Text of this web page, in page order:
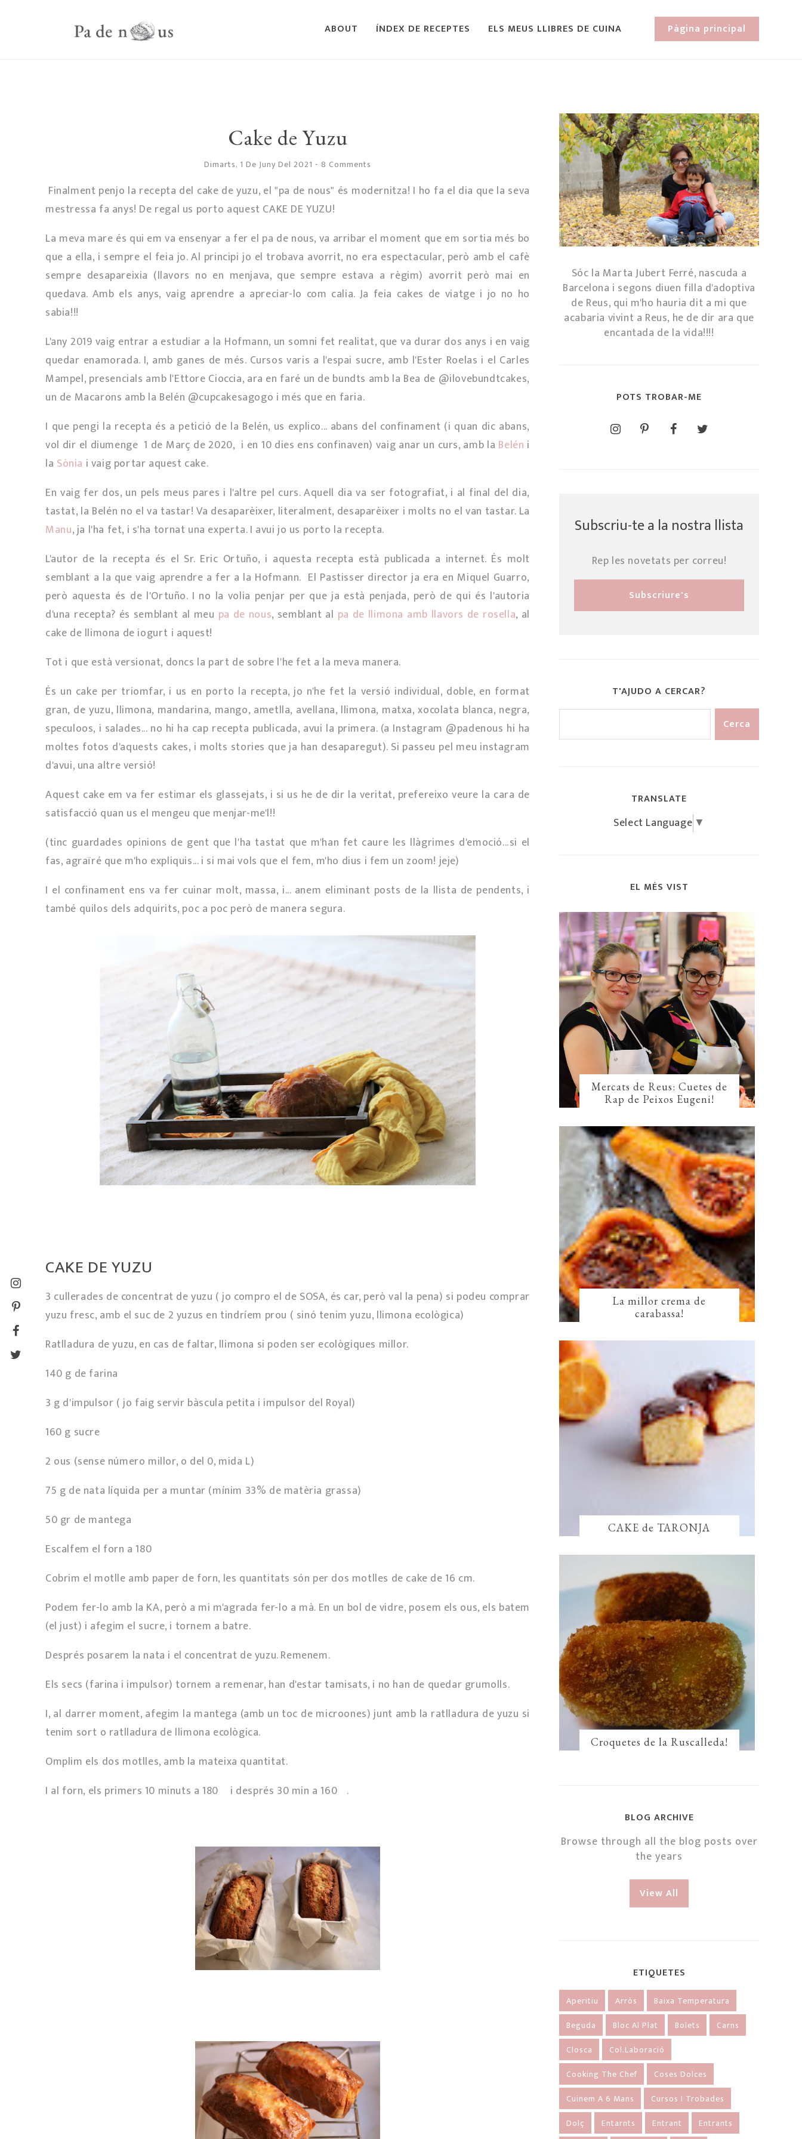
ABOUT ÍNDEX DE RECEPTES ELS MEUS LLIBRES DE CUINA Pàgina principal
Cake de Yuzu
Dimarts, 1 De Juny Del 2021 - 8 Comments
Finalment penjo la recepta del cake de yuzu, el "pa de nous" és modernitza! I ho fa el dia que la seva
mestressa fa anys! De regal us porto aquest CAKE DE YUZU!
La meva mare és qui em va ensenyar a fer el pa de nous, va arribar el moment que em sortia més bo
que a ella, i sempre el feia jo. Al principi jo el trobava avorrit, no era espectacular, però amb el cafè
sempre desapareixia (llavors no en menjava, que sempre estava a règim) avorrit però mai en
quedava. Amb els anys, vaig aprendre a apreciar-lo com calia. Ja feia cakes de viatge i jo no ho
sabia!!!
L'any 2019 vaig entrar a estudiar a la Hofmann, un somni fet realitat, que va durar dos anys i en vaig
quedar enamorada. I, amb ganes de més. Cursos varis a l'espai sucre, amb l'Ester Roelas i el Carles
Mampel, presencials amb l'Ettore Cioccia, ara en faré un de bundts amb la Bea de @ilovebundtcakes,
un de Macarons amb la Belén @cupcakesagogo i més que en faria.
I que pengi la recepta és a petició de la Belén, us explico... abans del confinament (i quan dic abans,
vol dir el diumenge 1 de Març de 2020, i en 10 dies ens confinaven) vaig anar un curs, amb la Belén i
la Sònia i vaig portar aquest cake.
En vaig fer dos, un pels meus pares i l'altre pel curs. Aquell dia va ser fotografiat, i al final del dia,
tastat, la Belén no el va tastar! Va desaparèixer, literalment, desaparèixer i molts no el van tastar. La
Manu, ja l'ha fet, i s'ha tornat una experta. I avui jo us porto la recepta.
L'autor de la recepta és el Sr. Eric Ortuño, i aquesta recepta està publicada a internet. És molt
semblant a la que vaig aprendre a fer a la Hofmann. El Pastisser director ja era en Miquel Guarro,
però aquesta és de l'Ortuño. I no la volia penjar per que ja està penjada, però de qui és l'autoria
d'una recepta? és semblant al meu pa de nous, semblant al pa de llimona amb llavors de rosella, al
cake de llimona de iogurt i aquest!
Tot i que està versionat, doncs la part de sobre l'he fet a la meva manera.
És un cake per triomfar, i us en porto la recepta, jo n'he fet la versió individual, doble, en format
gran, de yuzu, llimona, mandarina, mango, ametlla, avellana, llimona, matxa, xocolata blanca, negra,
speculoos, i salades... no hi ha cap recepta publicada, avui la primera. (a Instagram @padenous hi ha
moltes fotos d'aquests cakes, i molts stories que ja han desaparegut). Si passeu pel meu instagram
d'avui, una altre versió!
Aquest cake em va fer estimar els glassejats, i si us he de dir la veritat, prefereixo veure la cara de
satisfacció quan us el mengeu que menjar-me'l!!
(tinc guardades opinions de gent que l'ha tastat que m'han fet caure les llàgrimes d'emoció...si el
fas, agraïré que m'ho expliquis... i si mai vols que el fem, m'ho dius i fem un zoom! jeje)
I el confinament ens va fer cuinar molt, massa, i... anem eliminant posts de la llista de pendents, i
també quilos dels adquirits, poc a poc però de manera segura.
CAKE DE YUZU
3 cullerades de concentrat de yuzu ( jo compro el de SOSA, és car, però val la pena) si podeu comprar
yuzu fresc, amb el suc de 2 yuzus en tindríem prou ( sinó tenim yuzu, llimona ecològica)
Ratlladura de yuzu, en cas de faltar, llimona si poden ser ecològiques millor.
140 g de farina
3 g d'impulsor ( jo faig servir bàscula petita i impulsor del Royal)
160 g sucre
2 ous (sense número millor, o del 0, mida L)
75 g de nata líquida per a muntar (mínim 33% de matèria grassa)
50 gr de mantega
Escalfem el forn a 180º
Cobrim el motlle amb paper de forn, les quantitats són per dos motlles de cake de 16 cm.
Podem fer-lo amb la KA, però a mi m'agrada fer-lo a mà. En un bol de vidre, posem els ous, els batem
(el just) i afegim el sucre, i tornem a batre.
Després posarem la nata i el concentrat de yuzu. Remenem.
Els secs (farina i impulsor) tornem a remenar, han d'estar tamisats, i no han de quedar grumolls.
I, al darrer moment, afegim la mantega (amb un toc de microones) junt amb la ratlladura de yuzu si
tenim sort o ratlladura de llimona ecològica.
Omplim els dos motlles, amb la mateixa quantitat.
I al forn, els primers 10 minuts a 180º i després 30 min a 160º.
Sóc la Marta Jubert Ferré, nascuda a
Barcelona i segons diuen filla d'adoptiva
de Reus, qui m'ho hauria dit a mi que
acabaria vivint a Reus, he de dir ara que
encantada de la vida!!!!
POTS TROBAR-ME
Subscriu-te a la nostra llista
Rep les novetats per correu!
T'AJUDO A CERCAR?
TRANSLATE
Select Language ▼
EL MÉS VIST
Mercats de Reus: Cuetes de
Rap de Peixos Eugeni!
La millor crema de
carabassa!
CAKE de TARONJA
Croquetes de la Ruscalleda!
BLOG ARCHIVE
Browse through all the blog posts over
the years
View All
ETIQUETES
Aperitiu Arròs
Baixa Temperatura
Beguda
Bloc Al Plat Bolets
Carns
Closca
Col.laboració
Cooking The Chef
Coses Dolces
Cuinem A 6 Mans
Cursos I Trobades
Dolç
Entarnts Entrant Entrants